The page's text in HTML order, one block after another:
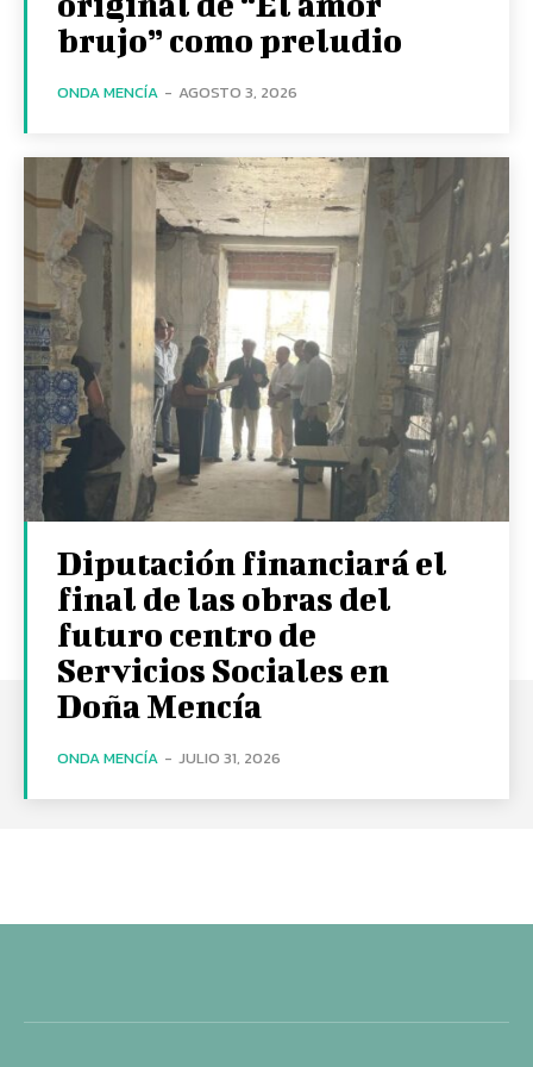
brujo” como preludio
ONDA MENCÍA - AGOSTO 3, 2026
Diputación financiará el
final de las obras del
futuro centro de
Servicios Sociales en
Doña Mencía
ONDA MENCÍA - JULIO 31, 2026